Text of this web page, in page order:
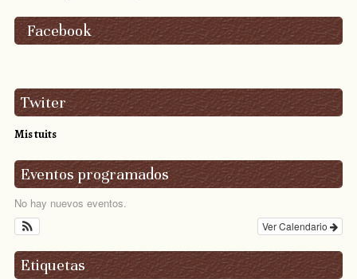
Facebook
Twiter
Mis tuits
Eventos programados
No hay nuevos eventos.
Ver Calendario
Etiquetas